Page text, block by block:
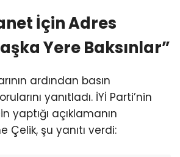
İçin Adres
Yere Baksınlar”
ardından basın
yanıtladı. İYİ Parti’nin
yaptığı açıklamanın
Çelik, şu yanıtı verdi: